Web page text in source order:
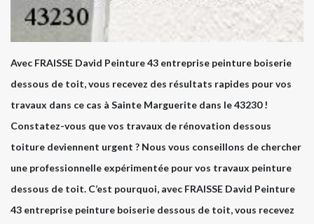
Avec FRAISSE David Peinture 43 entreprise peinture boiserie
dessous de toit, vous recevez des résultats rapides pour vos
travaux dans ce cas à Sainte Marguerite dans le 43230 !
Constatez-vous que vos travaux de rénovation dessous
toiture deviennent urgent ? Nous vous conseillons de chercher
une professionnelle expérimentée pour vos travaux peinture
dessous de toit. C’est pourquoi, avec FRAISSE David Peinture
43 entreprise peinture boiserie dessous de toit, vous recevez